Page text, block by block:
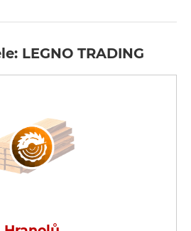
LEGNO TRADING